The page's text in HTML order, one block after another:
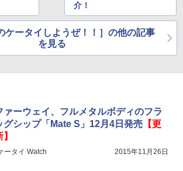
介！
ケータイしようぜ！！］の他の記事
を見る
ァーウェイ、フルメタルボディのフラ
グシップ「Mate S」12月4日発売【更
ータイ Watch 2015年11月26日